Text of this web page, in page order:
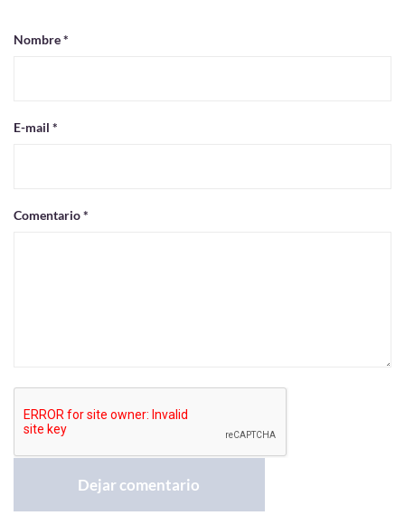
Nombre *
E-mail *
Comentario *